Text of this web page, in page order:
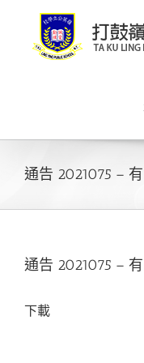
content
通告 2021075 –
通告 2021075 –
下載